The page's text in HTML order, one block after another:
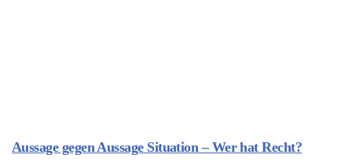
Aussage gegen Aussage Situation – Wer hat Recht?